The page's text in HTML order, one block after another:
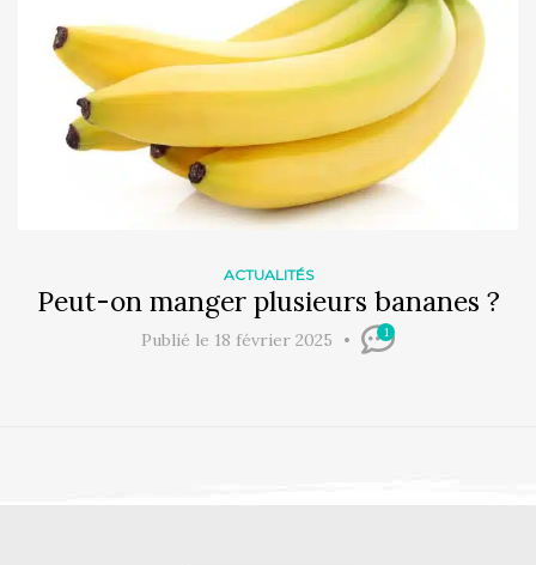
ACTUALITÉS
Peut-on manger plusieurs bananes ?
Publié le 18 février 2025 1